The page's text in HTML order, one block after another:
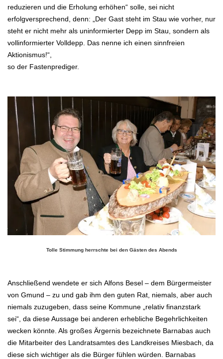
reduzieren und die Erholung erhöhen“ solle, sei nicht
erfolgversprechend, denn: „Der Gast steht im Stau wie vorher, nur
steht er nicht mehr als uninformierter Depp im Stau, sondern als
vollinformierter Volldepp. Das nenne ich einen sinnfreien
Aktionismus!“,
so der Fastenprediger.
Tolle Stimmung herrschte bei den Gästen des Abends
Anschließend wendete er sich Alfons Besel – dem Bürgermeister
von Gmund – zu und gab ihm den guten Rat, niemals, aber auch
niemals zuzugeben, dass seine Kommune „relativ finanzstark
sei“, da diese Aussage bei anderen erhebliche Begehrlichkeiten
wecken könnte. Als großes Ärgernis bezeichnete Barnabas auch
die Mitarbeiter des Landratsamtes des Landkreises Miesbach, da
diese sich wichtiger als die Bürger fühlen würden . Barnabas